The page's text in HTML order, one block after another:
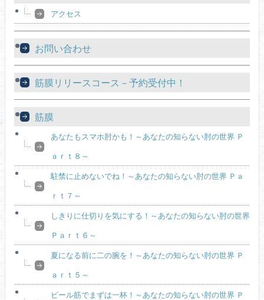
アクセス
お問い合わせ
筋膜リリースコース－予約受付中！
筋膜
あなたもスマホ肘かも！～あなたの知らない肘の世界 Ｐ
ａｒｔ８～
駐禁に止めないでね！～あなたの知らない肘の世界 Ｐａ
ｒｔ７～
しきりに仕切りを気にする！～あなたの知らない肘の世界
Ｐａｒｔ６～
夏になる前に二の腕を！～あなたの知らない肘の世界 Ｐ
ａｒｔ５～
ビール筋でまずは一杯！～あなたの知らない肘の世界 Ｐ